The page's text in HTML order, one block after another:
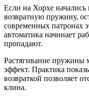
Если на Хорхе
возвратную пружину,
современных патронах
автоматика начинает
пропадают.
Растягивание пружины
эффект. Практика
возвраткой позволяет
клина.